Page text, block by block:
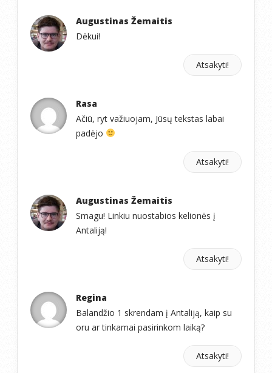
Augustinas Žemaitis
Dėkui!
Atsakyti!
Rasa
Ačiū, ryt važiuojam, Jūsų tekstas labai
padėjo
Atsakyti!
Augustinas Žemaitis
Smagu! Linkiu nuostabios kelionės į
Antaliją!
Atsakyti!
Regina
Balandžio 1 skrendam į Antaliją, kaip su
oru ar tinkamai pasirinkom laiką?
Atsakyti!